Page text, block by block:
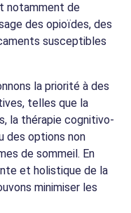
notamment de
des opioïdes, des
susceptibles
la priorité à des
telles que la
la thérapie cognitivo-
des options non
de sommeil. En
et holistique de la
minimiser les